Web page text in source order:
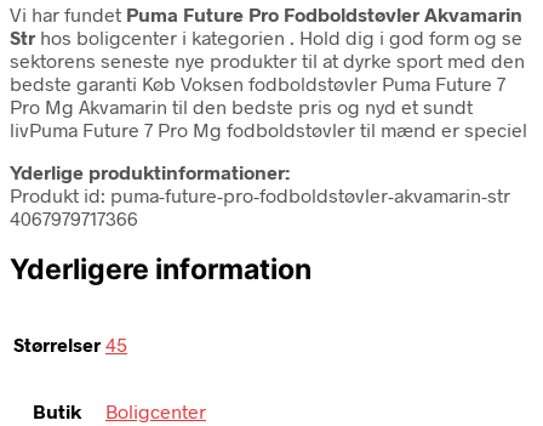
Vi har fundet Puma Future Pro Fodboldstøvler Akvamarin
Str hos boligcenter i kategorien . Hold dig i god form og se
sektorens seneste nye produkter til at dyrke sport med den
bedste garanti Køb Voksen fodboldstøvler Puma Future 7
Pro Mg Akvamarin til den bedste pris og nyd et sundt
livPuma Future 7 Pro Mg fodboldstøvler til mænd er speciel
Yderlige produktinformationer:
Produkt id: puma-future-pro-fodboldstøvler-akvamarin-str
4067979717366
Yderligere information
Størrelser 45
Butik Boligcenter